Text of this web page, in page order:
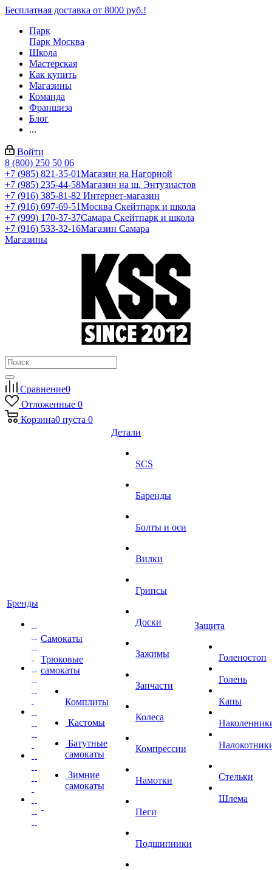
Бесплатная доставка от 8000 руб.!
Парк
Парк Москва
Школа
Мастерская
Как купить
Магазины
Команда
Франшиза
Блог
...
Войти
8 (800) 250 50 06
+7 (985) 821-35-01Магазин на Нагорной
+7 (985) 235-44-58Магазин на ш. Энтузиастов
+7 (916) 385-81-82 Интернет-магазин
+7 (916) 697-69-51Москва Скейтпарк и школа
+7 (999) 170-37-37Самара Скейтпарк и школа
+7 (916) 533-32-16Магазин Самара
Магазины
Сравнение0
Отложенные 0
Корзина0 пуста 0
Бренды
Самокаты
Трюковые
самокаты
Комплиты
Кастомы
Батутные
самокаты
Зимние
самокаты
Детали
SCS
Баренды
Болты и оси
Вилки
Грипсы
Доски
Зажимы
Запчасти
Колеса
Компрессии
Намотки
Пеги
Подшипники
Защита
Голеностоп
Голень
Капы
Стельки
Шлема